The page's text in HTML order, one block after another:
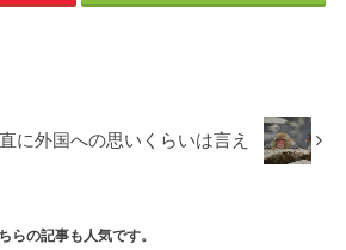
に外国への思いくらいは言え
らの記事も人気です。